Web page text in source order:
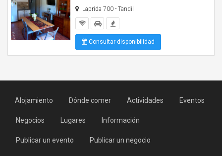
Laprida 700 - Tandil
Consultar disponibilidad
Alojamiento Dónde comer Actividades Eventos
Negocios Lugares Información
Publicar un evento Publicar un negocio